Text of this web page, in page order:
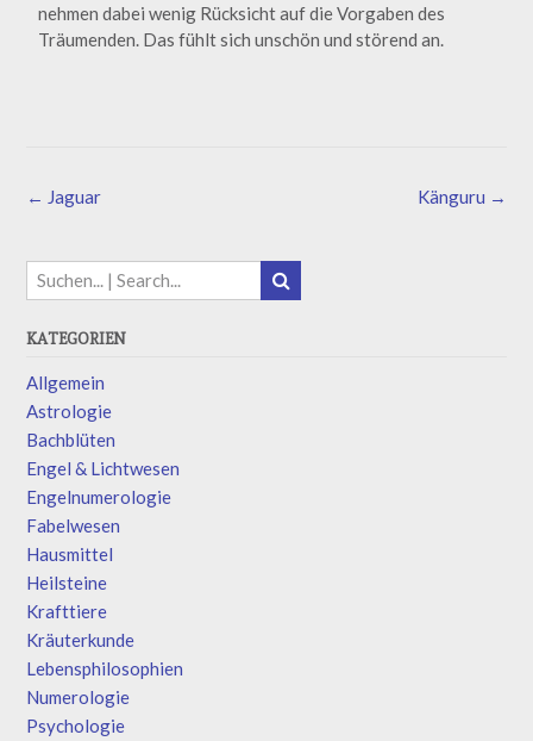
nehmen dabei wenig Rücksicht auf die Vorgaben des
Träumenden. Das fühlt sich unschön und störend an.
Känguru →
← Jaguar
KATEGORIEN
Allgemein
Astrologie
Bachblüten
Engel & Lichtwesen
Engelnumerologie
Fabelwesen
Hausmittel
Heilsteine
Krafttiere
Kräuterkunde
Lebensphilosophien
Numerologie
Psychologie